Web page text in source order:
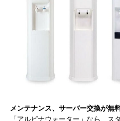
メンテナンス、サーバー交換が無
「アルピナウォーター」なら、